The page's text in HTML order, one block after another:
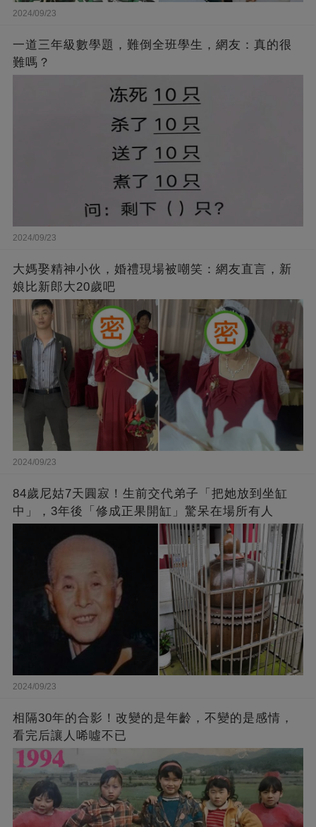
2024/09/23
一道三年級數學題，難倒全班學生，網友：真的很
難嗎？
2024/09/23
大媽娶精神小伙，婚禮現場被嘲笑：網友直言，新
娘比新郎大20歲吧
2024/09/23
84歲尼姑7天圓寂！生前交代弟子「把她放到坐缸
中」，3年後「修成正果開缸」驚呆在場所有人
2024/09/23
相隔30年的合影！改變的是年齡，不變的是感情，
看完后讓人唏噓不已